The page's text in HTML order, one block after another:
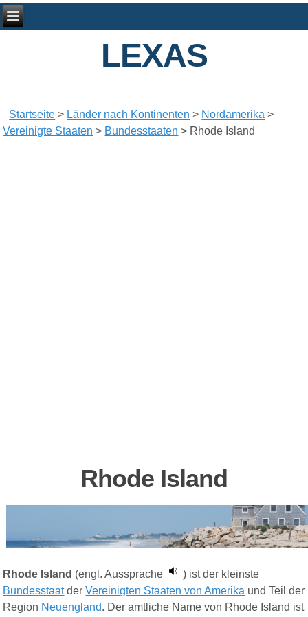
LEXAS
Startseite > Länder nach Kontinenten > Nordamerika >
Vereinigte Staaten > Bundesstaaten > Rhode Island
Rhode Island
Rhode Island (engl. Aussprache
) ist der kleinste
BundesstaatderVereinigten Staaten von Amerika und Teil der
Region Neuengland. Der amtliche Name von Rhode Island ist